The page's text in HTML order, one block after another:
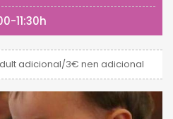
11:30h
adicional/3€ nen adicional